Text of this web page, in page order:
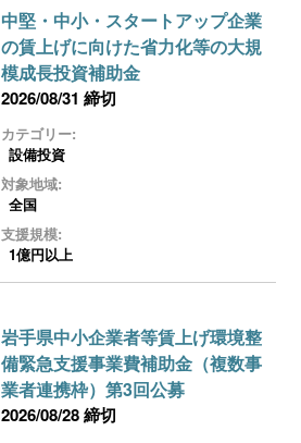
中堅・中小・スタートアップ企業
の賃上げに向けた省力化等の大規
模成長投資補助金
2026/08/31 締切
カテゴリー:
設備投資
対象地域:
全国
支援規模:
1億円以上
岩手県中小企業者等賃上げ環境整
備緊急支援事業費補助金（複数事
業者連携枠）第3回公募
2026/08/28 締切